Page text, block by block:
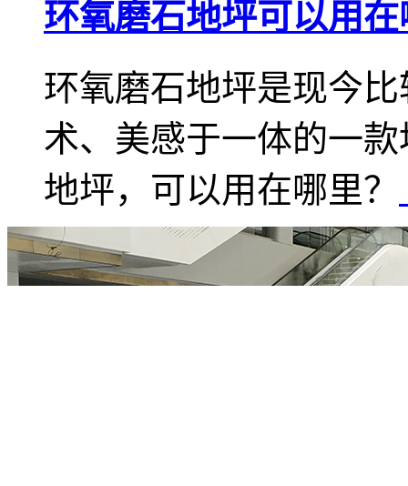
环氧磨石地坪可以用
环氧磨石地坪是现今
术、美感于一体的一
地坪，可以用在哪里？